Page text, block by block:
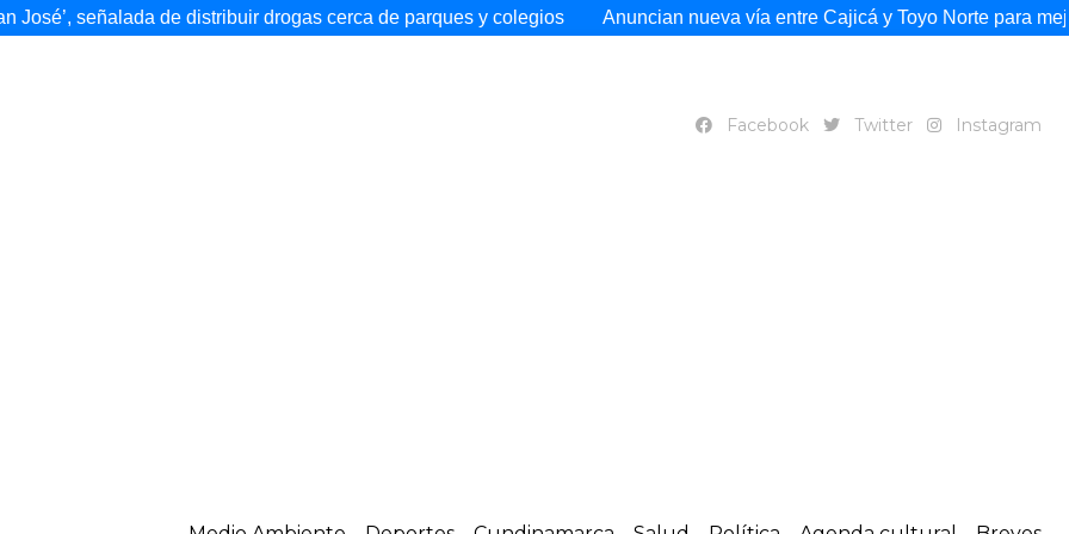
de distribuir drogas cerca de parques y colegios Anuncian nueva vía entre Cajicá y Toyo Norte para mejorar la
Facebook Twitter Instagram